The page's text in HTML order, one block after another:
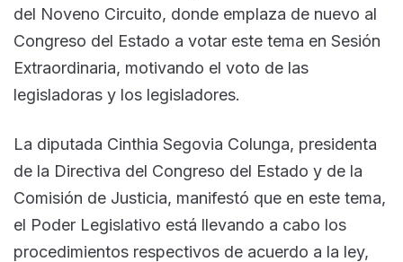
del Noveno Circuito, donde emplaza de nuevo al
Congreso del Estado a votar este tema en Sesión
Extraordinaria, motivando el voto de las
legisladoras y los legisladores.
La diputada Cinthia Segovia Colunga, presidenta
de la Directiva del Congreso del Estado y de la
Comisión de Justicia, manifestó que en este tema,
el Poder Legislativo está llevando a cabo los
procedimientos respectivos de acuerdo a la ley,